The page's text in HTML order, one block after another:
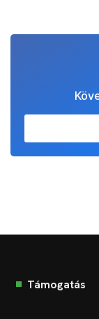
Támogatás